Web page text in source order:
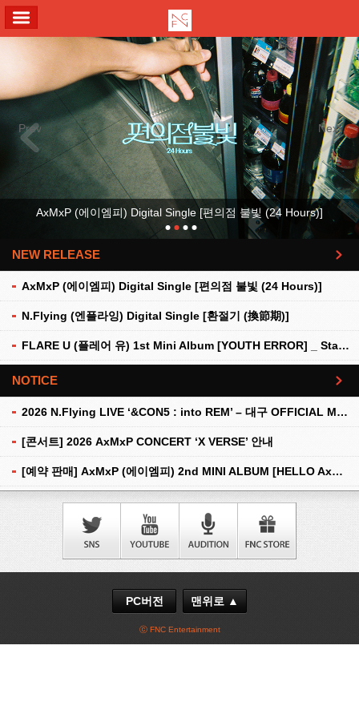
Previous Next
AxMxP (에이엠피) Digital Single [편의점 불빛 (24 Hours)]
NEW RELEASE
AxMxP (에이엠피) Digital Single [편의점 불빛 (24 Hours)]
N.Flying (엔플라잉) Digital Single [환절기 (換節期)]
FLARE U (플레어 유) 1st Mini Album [YOUTH ERROR] _ Stationery Kit Ver.
더보기
NOTICE
2026 N.Flying LIVE ‘&CON5 : into REM’ – 대구 OFFICIAL MD 현장 판매 안내
[콘서트] 2026 AxMxP CONCERT ‘X VERSE’ 안내
[예약 판매] AxMxP (에이엠피) 2nd MINI ALBUM [HELLO AxMxP] 예약 판매 안내
더보기
PC버전 맨위로 ▲
ⓒ FNC Entertainment